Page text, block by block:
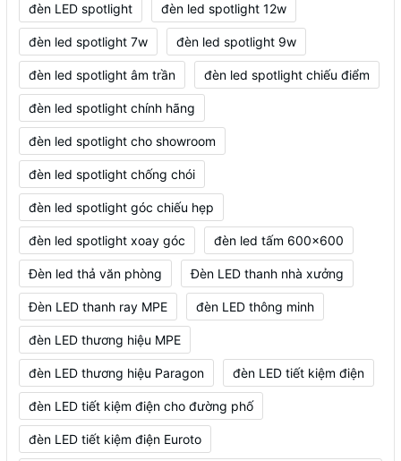
đèn LED spotlight đèn led spotlight 12w
đèn led spotlight 7w đèn led spotlight 9w
đèn led spotlight âm trần đèn led spotlight chiếu điểm
đèn led spotlight chính hãng
đèn led spotlight cho showroom
đèn led spotlight chống chói
đèn led spotlight góc chiếu hẹp
đèn led spotlight xoay góc đèn led tấm 600x600
Đèn led thả văn phòng Đèn LED thanh nhà xưởng
Đèn LED thanh ray MPE đèn LED thông minh
đèn LED thương hiệu MPE
đèn LED thương hiệu Paragon đèn LED tiết kiệm điện
đèn LED tiết kiệm điện cho đường phố
đèn LED tiết kiệm điện Euroto